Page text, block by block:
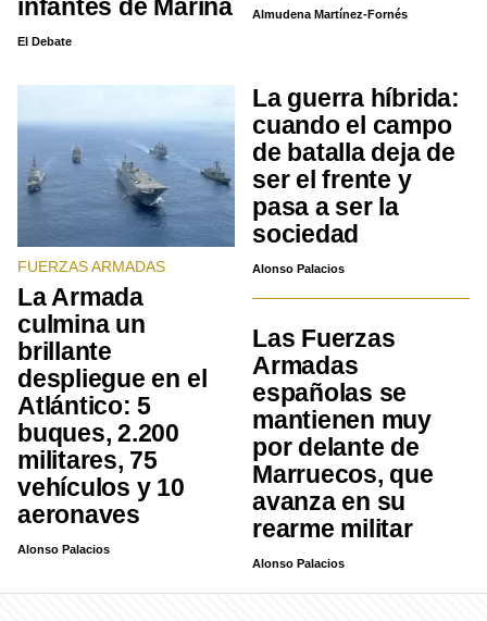
infantes de Marina
El Debate
Almudena Martínez-Fornés
FUERZAS ARMADAS
La Armada
culmina un
brillante
despliegue en el
Atlántico: 5
buques, 2.200
militares, 75
vehículos y 10
aeronaves
Alonso Palacios
La guerra híbrida:
cuando el campo
de batalla deja de
ser el frente y
pasa a ser la
sociedad
Alonso Palacios
Las Fuerzas
Armadas
españolas se
mantienen muy
por delante de
Marruecos, que
avanza en su
rearme militar
Alonso Palacios